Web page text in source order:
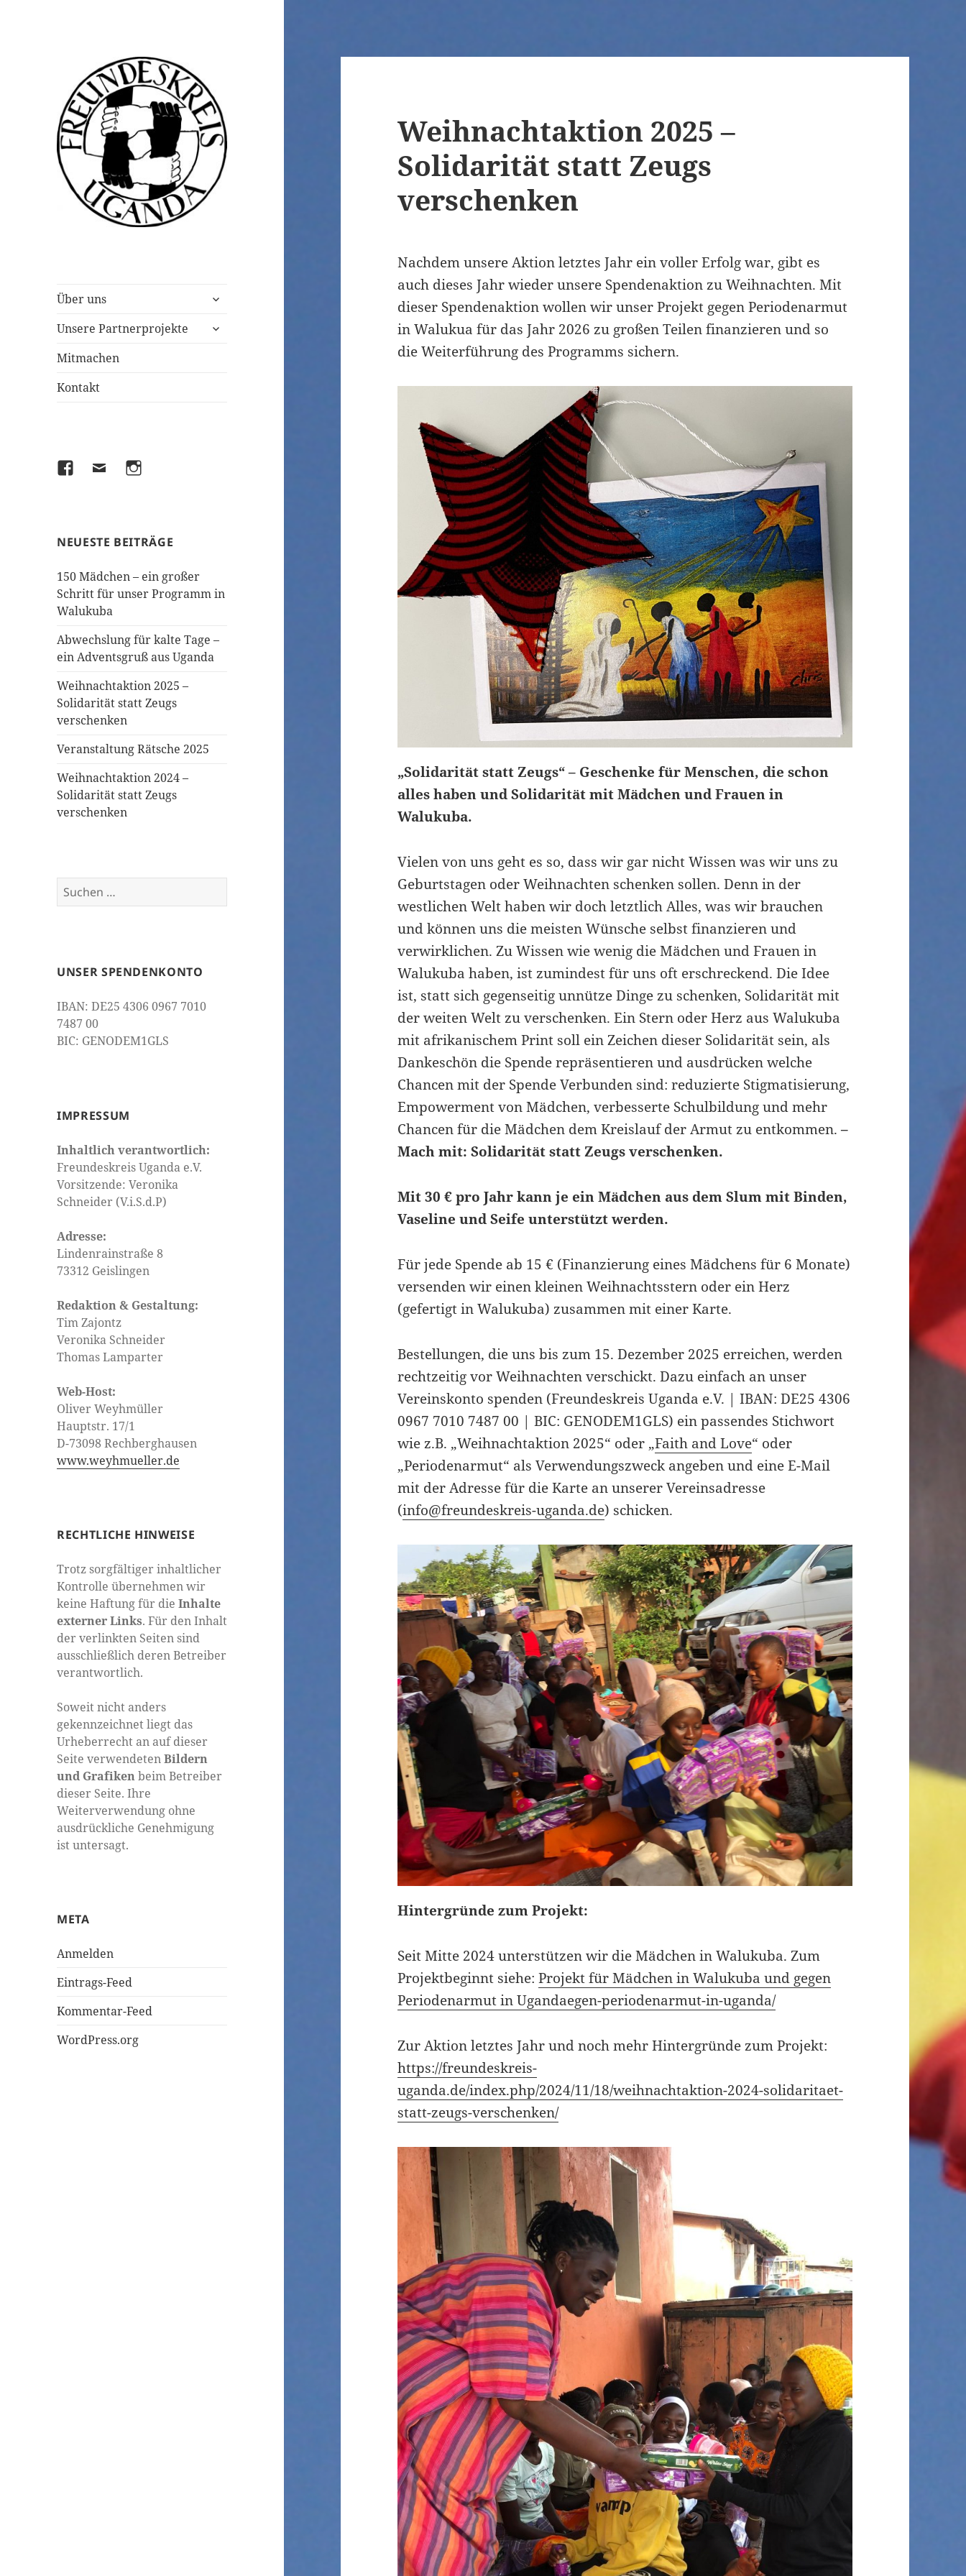
Über uns
untermenü
Unsere Partnerprojekte
untermenü
Mitmachen
Kontakt
FacebookEmailInstagram
NEUESTE BEITRÄGE
150 Mädchen – ein großer
Schritt für unser Programm in
Walukuba
Abwechslung für kalte Tage –
ein Adventsgruß aus Uganda
Weihnachtaktion 2025 –
Solidarität statt Zeugs
verschenken
Veranstaltung Rätsche 2025
Weihnachtaktion 2024 –
Solidarität statt Zeugs
verschenken
Suchen
nach:
UNSER SPENDENKONTO
IBAN: DE25 4306 0967 7010
7487 00
BIC: GENODEM1GLS
IMPRESSUM
Inhaltlich verantwortlich:
Freundeskreis Uganda e.V.
Vorsitzende: Veronika
Schneider (V.i.S.d.P)
Adresse:
Lindenrainstraße 8
73312 Geislingen
Redaktion & Gestaltung:
Tim Zajontz
Veronika Schneider
Thomas Lamparter
Web-Host:
Oliver Weyhmüller
Hauptstr. 17/1
D-73098 Rechberghausen
www.weyhmueller.de
RECHTLICHE HINWEISE
Trotz sorgfältiger inhaltlicher
Kontrolle übernehmen wir
keine Haftung für dieInhalte
externer Links. Für den Inhalt
der verlinkten Seiten sind
ausschließlich deren Betreiber
verantwortlich.
Soweit nicht anders
gekennzeichnet liegt das
Urheberrecht an auf dieser
Seite verwendetenBildern
und Grafikenbeim Betreiber
dieser Seite. Ihre
Weiterverwendung ohne
ausdrückliche Genehmigung
ist untersagt.
META
Anmelden
Eintrags-Feed
Kommentar-Feed
WordPress.org
Weihnachtaktion 2025 –
Solidarität statt Zeugs
verschenken
Nachdem unsere Aktion letztes Jahr ein voller Erfolg war, gibt es
auch dieses Jahr wieder unsere Spendenaktion zu Weihnachten. Mit
dieser Spendenaktion wollen wir unser Projekt gegen Periodenarmut
in Walukua für das Jahr 2026 zu großen Teilen finanzieren und so
die Weiterführung des Programms sichern.
„Solidarität statt Zeugs“ – Geschenke für Menschen, die schon
alles haben und Solidarität mit Mädchen und Frauen in
Walukuba.
Vielen von uns geht es so, dass wir gar nicht Wissen was wir uns zu
Geburtstagen oder Weihnachten schenken sollen. Denn in der
westlichen Welt haben wir doch letztlich Alles, was wir brauchen
und können uns die meisten Wünsche selbst finanzieren und
verwirklichen. Zu Wissen wie wenig die Mädchen und Frauen in
Walukuba haben, ist zumindest für uns oft erschreckend. Die Idee
ist, statt sich gegenseitig unnütze Dinge zu schenken, Solidarität mit
der weiten Welt zu verschenken. Ein Stern oder Herz aus Walukuba
mit afrikanischem Print soll ein Zeichen dieser Solidarität sein, als
Dankeschön die Spende repräsentieren und ausdrücken welche
Chancen mit der Spende Verbunden sind: reduzierte Stigmatisierung,
Empowerment von Mädchen, verbesserte Schulbildung und mehr
Chancen für die Mädchen dem Kreislauf der Armut zu entkommen.–
Mach mit: Solidarität statt Zeugs verschenken.
Mit 30 € pro Jahr kann je ein Mädchen aus dem Slum mit Binden,
Vaseline und Seife unterstützt werden.
Für jede Spende ab 15 € (Finanzierung eines Mädchens für 6 Monate)
versenden wir einen kleinen Weihnachtsstern oder ein Herz
(gefertigt in Walukuba) zusammen mit einer Karte.
Bestellungen, die uns bis zum 15. Dezember 2025 erreichen, werden
rechtzeitig vor Weihnachten verschickt. Dazu einfach an unser
Vereinskonto spenden (Freundeskreis Uganda e.V. | IBAN: DE25 4306
0967 7010 7487 00 | BIC: GENODEM1GLS) ein passendes Stichwort
wie z.B. „Weihnachtaktion 2025“ oder „Faith and Love“ oder
„Periodenarmut“ als Verwendungszweck angeben und eine E-Mail
mit der Adresse für die Karte an unserer Vereinsadresse
(info@freundeskreis-uganda.de) schicken.
Hintergründe zum Projekt:
Seit Mitte 2024 unterstützen wir die Mädchen in Walukuba. Zum
Projektbeginnt siehe:Projekt für Mädchen in Walukuba und gegen
Periodenarmut in Ugandaegen-periodenarmut-in-uganda/
Zur Aktion letztes Jahr und noch mehr Hintergründe zum Projekt:
https://freundeskreis-
uganda.de/index.php/2024/11/18/weihnachtaktion-2024-solidaritaet-
statt-zeugs-verschenken/